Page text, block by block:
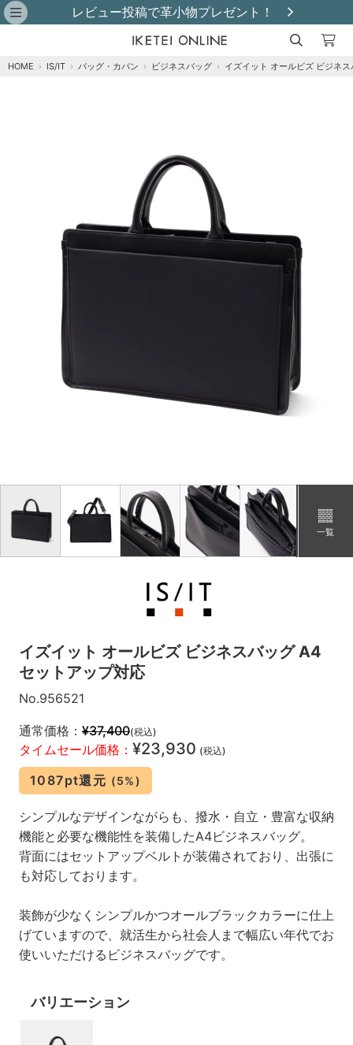
レビュー投稿で革小物プレゼント！
HOME › IS/IT › バッグ・カバン › ビジネスバッグ › イズイット オールビズ ビジネ
一覧
イズイット オールビズ ビジネスバッグ A4
セットアップ対応
No.956521
通常価格： ¥37,400(税込)
タイムセール価格： ¥23,930 (税込)
1087pt還元 (5%)
シンプルなデザインながらも、撥水・自立・豊富な収納
機能と必要な機能性を装備したA4ビジネスバッグ。
背面にはセットアップベルトが装備されており、出張に
も対応しております。
装飾が少なくシンプルかつオールブラックカラーに仕上
げていますので、就活生から社会人まで幅広い年代でお
使いいただけるビジネスバッグです。
バリエーション
商品到着後にレビュー投稿で【選べる特典】プ
レゼント！※特典はレビュー確認後、2週間以内
に【ご注文者様のご住所】へ発送いたします。
カートに追加